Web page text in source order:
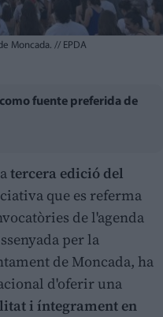
Moncada. // EPDA
como fuente preferida de
tercera edició del
que es referma
de l'agenda
per la
de Moncada, ha
d'oferir una
i íntegrament en